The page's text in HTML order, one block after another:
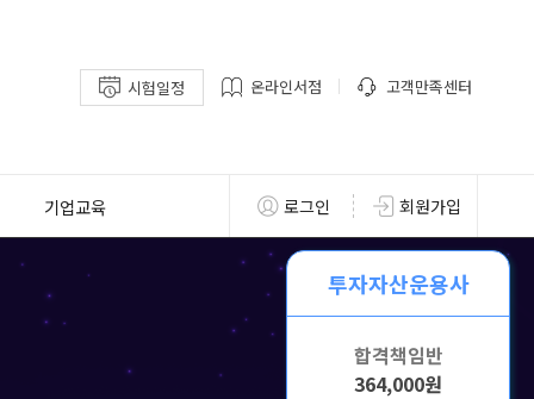
시험일정 온라인서점 고객만족센터
기업교육 로그인 회원가입
투자자산운용사
합격책임반
364,000원